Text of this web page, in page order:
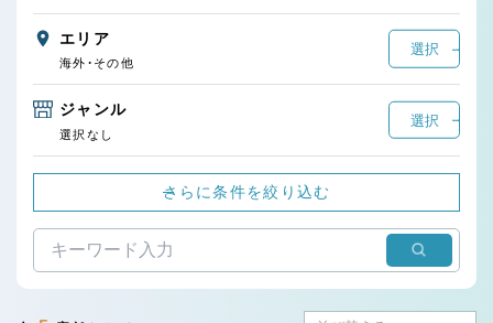
エリア
選択
海外・その他
ジャンル
選択
選択なし
さらに条件を絞り込む